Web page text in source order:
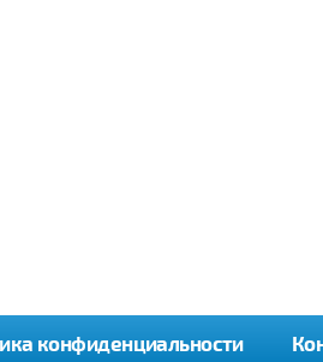
конфиденциальности